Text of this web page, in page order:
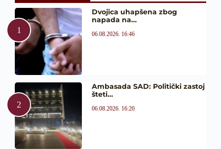
Dvojica uhapšena zbog
napada na…
06.08.2026. 16:46
Ambasada SAD: Politički zastoj
šteti…
06.08.2026. 16:20